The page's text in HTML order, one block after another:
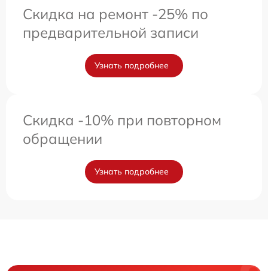
Скидка на ремонт -25% по
предварительной записи
Узнать подробнее
Скидка -10% при повторном
обращении
Узнать подробнее